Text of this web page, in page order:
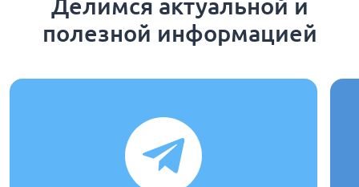
Делимся актуальной и
полезной информацией